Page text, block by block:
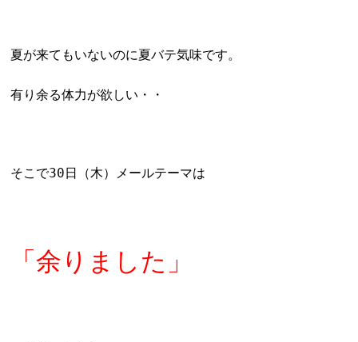
夏が来てもいないのに夏バテ気味です。
有り余る体力が欲しい・・
そこで30日（木）メールテーマは
「余りました」